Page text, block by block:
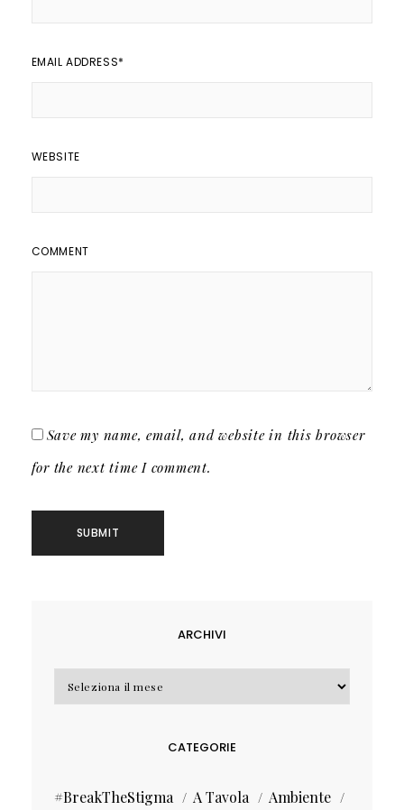
EMAIL ADDRESS*
WEBSITE
COMMENT
Save my name, email, and website in this browser
for the next time I comment.
ARCHIVI
Archivi
CATEGORIE
#BreakTheStigma A Tavola
Ambiente